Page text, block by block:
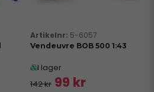
5-6057
Vendeuvre BOB 500 1:43
I lager
142 kr 99 kr